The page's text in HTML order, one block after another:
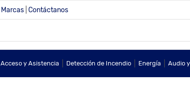
Marcas Contáctanos
Acceso y Asistencia Detección de Incendio Energía Audio